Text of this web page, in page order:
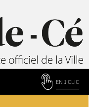
EN 1 CLIC